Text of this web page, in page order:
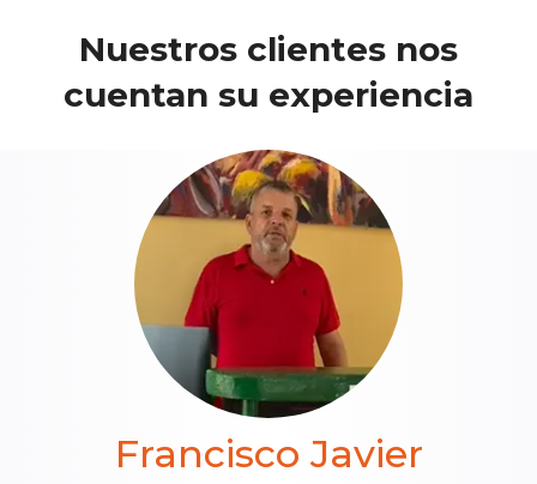
Nuestros clientes nos
cuentan su experiencia
Francisco Javier